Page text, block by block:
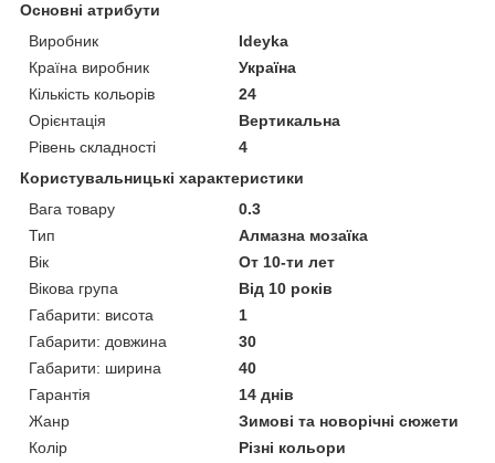
Основні атрибути
Виробник
Ideyka
Країна виробник
Україна
Кількість кольорів
24
Орієнтація
Вертикальна
Рівень складності
4
Користувальницькі характеристики
Вага товару
0.3
Тип
Алмазна мозаїка
Вік
От 10-ти лет
Вікова група
Від 10 років
Габарити: висота
1
Габарити: довжина
30
Габарити: ширина
40
Гарантія
14 днів
Жанр
Зимові та новорічні сюжети
Колір
Різні кольори